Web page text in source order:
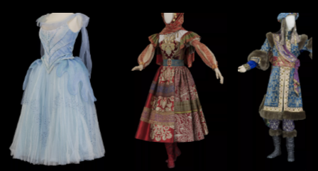
vers la mode et le costume, chez Hermès, puis Guy Paulin, à
Paris, en Italie et au Japon. Il prend la direction artistique de la
maison Jean Patou de 1982 à 1987, avant que Bernard Arnault
ne fonde la maison Christian Lacroix. Parallèlement, il signe dès
les années 1980 les maquettes de nombreuses productions de
théâtre, opéra ou ballet en France (Opéra, Comédie-Française,
Opéra Comique, Festival d’Aix, Marseille) et à l’étranger
(la Monnaie de Bruxelles, Met de New York, Opéras de Vienne
et Berlin). À l’Opéra de Paris, il signe : Cendrillon (P. Maxwell